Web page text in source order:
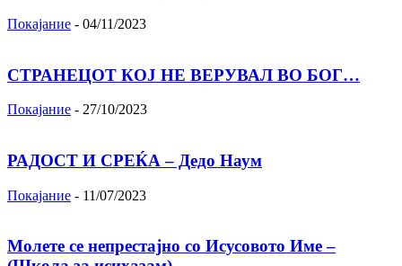
Покајание - 04/11/2023
СТРАНЕЦОТ КОЈ НЕ ВЕРУВАЛ ВО БОГ…
Покајание - 27/10/2023
РАДОСТ И СРЕЌА – Дедо Наум
Покајание - 11/07/2023
Молете се непрестајно со Исусовото Име –